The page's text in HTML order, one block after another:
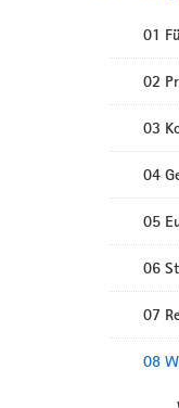
01
02
03
04
05
06
07
08